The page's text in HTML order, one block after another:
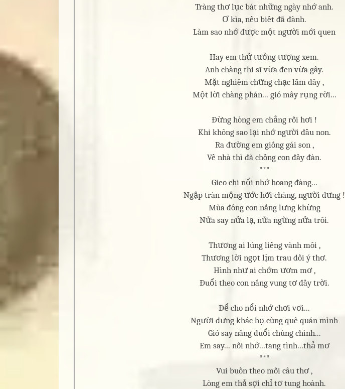
Tràng thơ lục bát những ngày nhớ anh.
Ơ kìa, nếu biết đã đành.
Làm sao nhớ được một người mới quen
Hay em thử tưởng tượng xem.
Anh chàng thi sĩ vừa đen vừa gầy.
Mặt nghiêm chững chạc lắm đây ,
Một lời chàng phán... gió mây rụng rời...
Đừng hòng em chẳng rỗi hơi !
Khi không sao lại nhớ người đầu non.
Ra đường em giống gái son ,
Về nhà thì đã chồng con đầy đàn.
***
Gieo chi nổi nhớ hoang đàng...
Ngập tràn mộng ước hỡi chàng, người dưng !
Mùa đông con nắng lưng khừng
Nửa say nửa lạ, nửa ngừng nửa trôi.
Thương ai lúng liếng vành môi ,
Thương lời ngọt lịm trau dồi ý thơ.
Hình như ai chớm ươm mơ ,
Đuổi theo con nắng vung tơ đầy trời.
Để cho nổi nhớ chơi vơi...
Người dưng khác họ cùng quê quán mình
Gió say nắng đuổi chùng chình...
Em say... nỗi nhớ...tang tình...thả mơ
***
Vui buồn theo mỗi câu thơ ,
Lòng em thả sợi chỉ tơ tung hoành.